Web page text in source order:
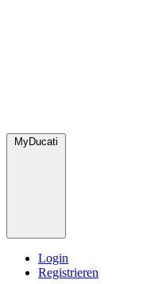
MyDucati
Login
Registrieren